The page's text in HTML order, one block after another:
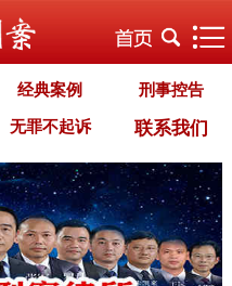
经典案例 刑事控告
无罪不起诉 联系我们
毒品犯罪 罪名专题
首席律师致辞 智豪视野
犯罪释义 刑事知识
刑事文书 案件动态